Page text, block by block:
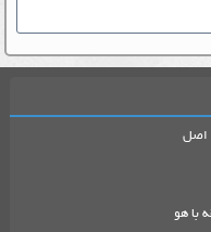
اصل
با هو